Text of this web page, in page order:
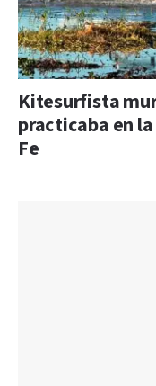
Kitesurfista
practicaba en
Fe